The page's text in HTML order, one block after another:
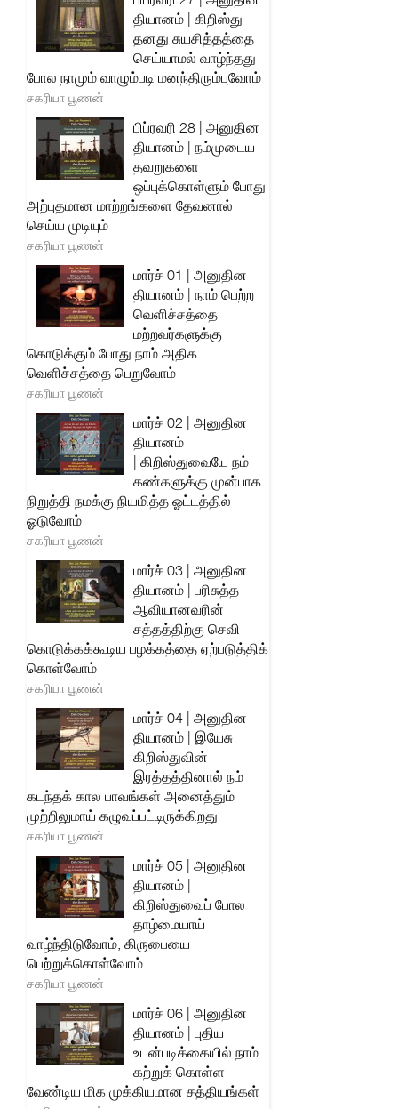
தியானம் | கிறிஸ்து
தனது சுயசித்தத்தை
செய்யாமல் வாழ்ந்தது
போல நாமும் வாழும்படி மனந்திரும்புவோம்
சகரியா பூணன்
பிப்ரவரி 28 | அனுதின
தியானம் | நம்முடைய
தவறுகளை
ஒப்புக்கொள்ளும் போது
அற்புதமான மாற்றங்களை தேவனால்
செய்ய முடியும்
சகரியா பூணன்
மார்ச் 01 | அனுதின
தியானம் | நாம் பெற்ற
வெளிச்சத்தை
மற்றவர்களுக்கு
கொடுக்கும் போது நாம் அதிக
வெளிச்சத்தை பெறுவோம்
சகரியா பூணன்
மார்ச் 02 | அனுதின
தியானம்
| கிறிஸ்துவையே நம்
கண்களுக்கு முன்பாக
நிறுத்தி நமக்கு நியமித்த ஓட்டத்தில்
ஓடுவோம்
சகரியா பூணன்
மார்ச் 03 | அனுதின
தியானம் | பரிசுத்த
ஆவியானவரின்
சத்தத்திற்கு செவி
கொடுக்கக்கூடிய பழக்கத்தை ஏற்படுத்திக்
கொள்வோம்
சகரியா பூணன்
மார்ச் 04 | அனுதின
தியானம் | இயேசு
கிறிஸ்துவின்
இரத்தத்தினால் நம்
கடந்தக் கால பாவங்கள் அனைத்தும்
முற்றிலுமாய் கழுவப்பட்டிருக்கிறது
சகரியா பூணன்
மார்ச் 05 | அனுதின
தியானம் |
கிறிஸ்துவைப் போல
தாழ்மையாய்
வாழ்ந்திடுவோம், கிருபையை
பெற்றுக்கொள்வோம்
சகரியா பூணன்
மார்ச் 06 | அனுதின
தியானம் | புதிய
உடன்படிக்கையில் நாம்
கற்றுக் கொள்ள
வேண்டிய மிக முக்கியமான சத்தியங்கள்